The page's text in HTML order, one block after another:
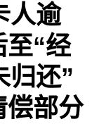
人逾
至“经
归还”
偿部分